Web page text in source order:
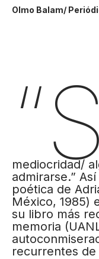
Olmo Balam/
“S
mediocridad/
admirarse.”
poética de
México, 1985)
su libro más
memoria
recurrentes